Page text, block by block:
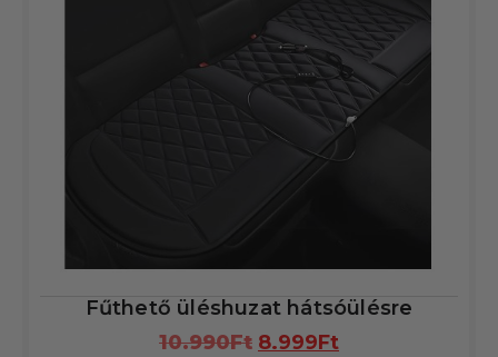
Fűthető üléshuzat hátsóülésre
10.990Ft 8.999Ft